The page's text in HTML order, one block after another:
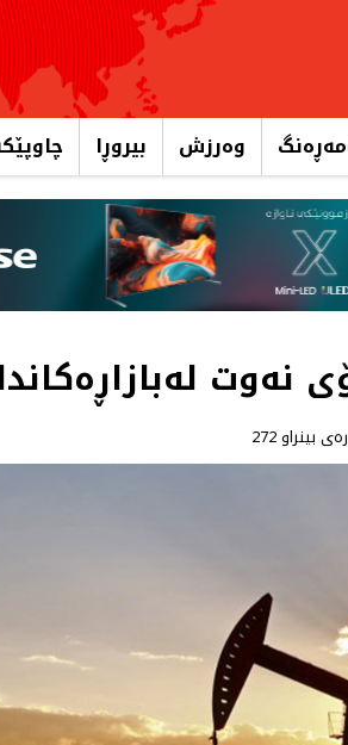
وەرزش بیروڕا
نەوت لەبازاڕەكاندا
بینراو 272